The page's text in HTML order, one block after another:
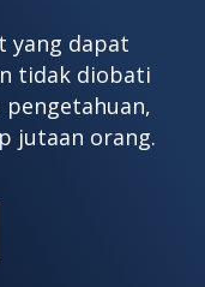
yang dapat
tidak diobati
pengetahuan,
jutaan orang.